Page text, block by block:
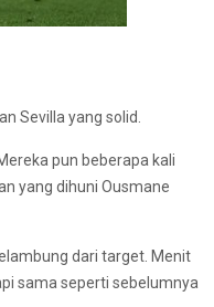
Sevilla yang solid.
pun beberapa kali
yang dihuni Ousmane
dari target. Menit
sama seperti sebelumnya